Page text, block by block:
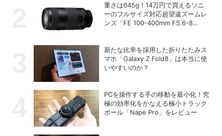
重さは645g！14万円で買えるソニ
ーのフルサイズ対応超望遠ズームレ
ンズ「FE 100-400mm F5.6-8
新たな比率を採用した折りたたみス
マホ「Galaxy Z Fold8」は本当に使
いやすいのか？
PCを操作する手の移動を最小化！究
極の効率化をかなえる極小トラック
ボール「Nape Pro」をレビュー